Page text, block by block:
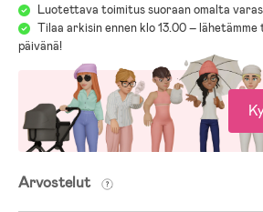
Luotettava toimitus suoraan omalta
Tilaa arkisin ennen klo 13.00 – lähetämme
päivänä!
Arvostelut